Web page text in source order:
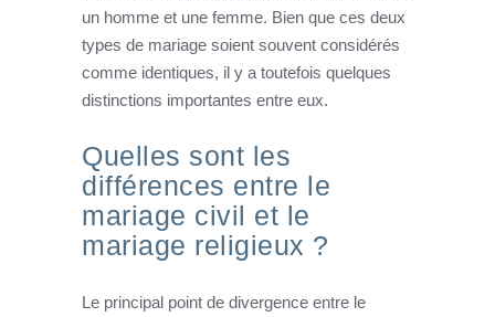
un homme et une femme. Bien que ces deux
types de mariage soient souvent considérés
comme identiques, il y a toutefois quelques
distinctions importantes entre eux.
Quelles sont les
différences entre le
mariage civil et le
mariage religieux ?
Le principal point de divergence entre le